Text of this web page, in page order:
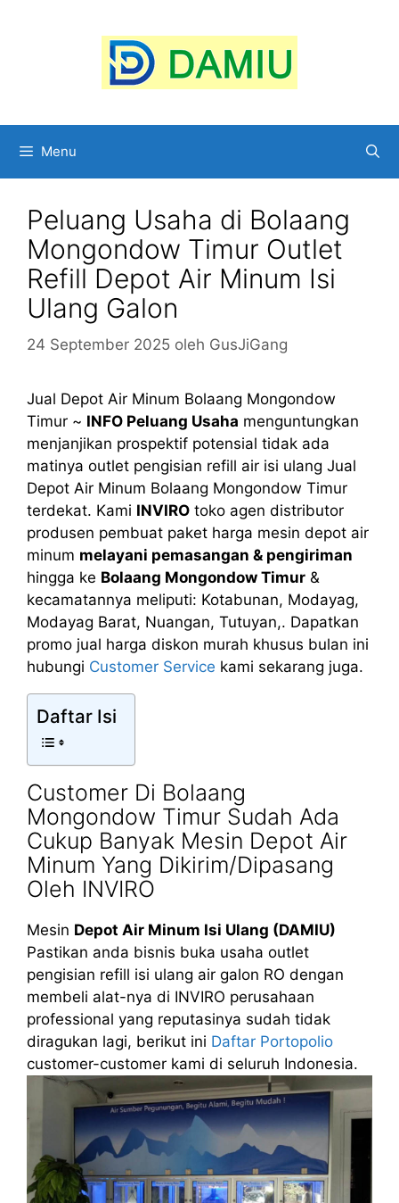
Menu
Peluang Usaha di Bolaang
Mongondow Timur Outlet
Refill Depot Air Minum Isi
Ulang Galon
24 September 2025 oleh GusJiGang
Jual Depot Air Minum Bolaang Mongondow
Timur ~ INFO Peluang Usaha menguntungkan
menjanjikan prospektif potensial tidak ada
matinya outlet pengisian refill air isi ulang Jual
Depot Air Minum Bolaang Mongondow Timur
terdekat. Kami INVIRO toko agen distributor
produsen pembuat paket harga mesin depot air
minum melayani pemasangan & pengiriman
hingga ke Bolaang Mongondow Timur &
kecamatannya meliputi: Kotabunan, Modayag,
Modayag Barat, Nuangan, Tutuyan,. Dapatkan
promo jual harga diskon murah khusus bulan ini
hubungi Customer Service kami sekarang juga.
Daftar Isi
Customer Di Bolaang
Mongondow Timur Sudah Ada
Cukup Banyak Mesin Depot Air
Minum Yang Dikirim/Dipasang
Oleh INVIRO
Mesin Depot Air Minum Isi Ulang (DAMIU)
Pastikan anda bisnis buka usaha outlet
pengisian refill isi ulang air galon RO dengan
membeli alat-nya di INVIRO perusahaan
professional yang reputasinya sudah tidak
diragukan lagi, berikut ini Daftar Portopolio
customer-customer kami di seluruh Indonesia.